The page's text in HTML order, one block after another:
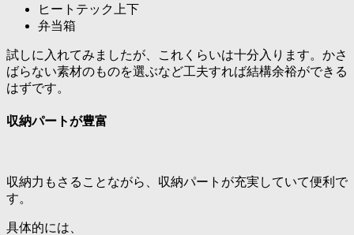
ヒートテック上下
弁当箱
試しに入れてみましたが、これくらいは十分入ります。かさ
ばらない素材のものを選ぶなど工夫すれば結構余裕ができる
はずです。
収納パートが豊富
収納力もさることながら、収納パートが充実していて便利で
す。
具体的には、